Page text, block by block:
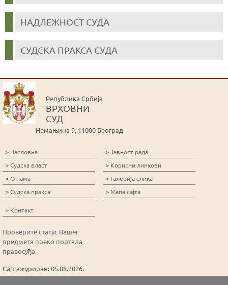
НАДЛЕЖНОСТ СУДА
СУДСКА ПРАКСА СУДА
Република Србија
ВРХОВНИ
СУД
Немањина 9, 11000 Београд
> Насловна
>Судска власт
>О нама
>Судска пракса
>Јавност рада
> Корисни линкови
> Галерија слика
> Мапа сајта
> Контакт
Проверите статус Вашег
предмета преко портала
правосуђа
Сајт ажуриран: 05.08.2026.